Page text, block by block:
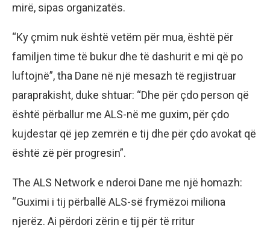
mirë, sipas organizatës.
“Ky çmim nuk është vetëm për mua, është për
familjen time të bukur dhe të dashurit e mi që po
luftojnë”, tha Dane në një mesazh të regjistruar
paraprakisht, duke shtuar: “Dhe për çdo person që
është përballur me ALS-në me guxim, për çdo
kujdestar që jep zemrën e tij dhe për çdo avokat që
është zë për progresin”.
The ALS Network e nderoi Dane me një homazh:
“Guximi i tij përballë ALS-së frymëzoi miliona
njerëz. Ai përdori zërin e tij për të rritur